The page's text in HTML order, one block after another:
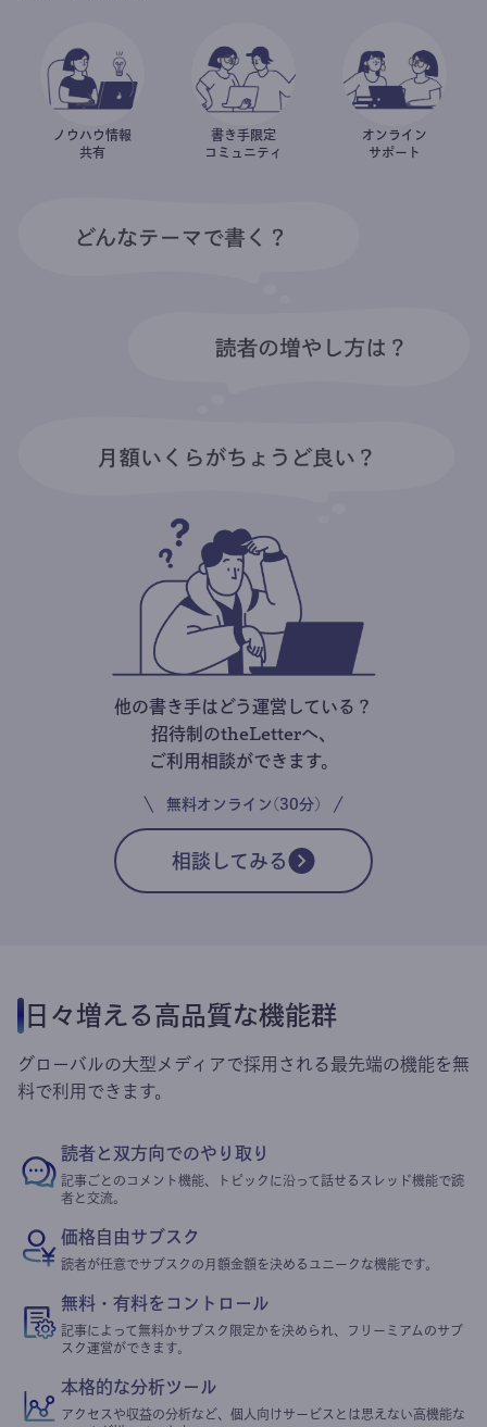
ノウハウ情報
共有
書き手限定
コミュニティ
オンライン
サポート
他の書き手はどう運営している？
招待制のtheLetterへ、
ご利用相談ができます。
無料オンライン(30分)
相談してみる
日々増える高品質な機能群
グローバルの大型メディアで採用される最先端の機能を無
料で利用できます。
読者と双方向でのやり取り
記事ごとのコメント機能、トピックに沿って話せるスレッド機能で読
者と交流。
価格自由サブスク
読者が任意でサブスクの月額金額を決めるユニークな機能です。
無料・有料をコントロール
記事によって無料かサブスク限定かを決められ、フリーミアムのサブ
スク運営ができます。
本格的な分析ツール
アクセスや収益の分析など、個人向けサービスとは思えない高機能な